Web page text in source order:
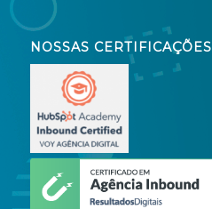
NOSSAS CERTIFICAÇÕES